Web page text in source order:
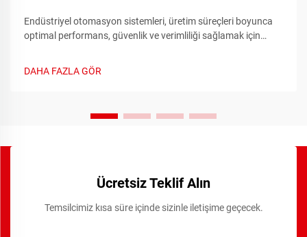
Endüstriyel otomasyon sistemleri, üretim süreçleri boyunca
optimal performans, güvenlik ve verimliliği sağlamak için
röle, bu sistemlerde kritik bir bileşen olarak işlev görür ve
DAHA FAZLA GÖR
Ücretsiz Teklif Alın
Temsilcimiz kısa süre içinde sizinle iletişime geçecek.